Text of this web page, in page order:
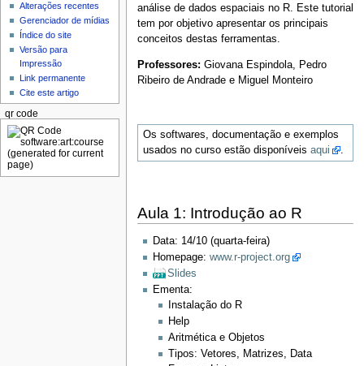
análise de dados espaciais no R. Este tutorial
tem por objetivo apresentar os principais
conceitos destas ferramentas.
Professores: Giovana Espindola, Pedro
Ribeiro de Andrade e Miguel Monteiro
Os softwares, documentação e exemplos
usados no curso estão disponíveis aqui .
Aula 1: Introdução ao R
Data: 14/10 (quarta-feira)
Homepage: www.r-project.org
Slides
Ementa:
Instalação do R
Help
Aritmética e Objetos
Tipos: Vetores, Matrizes, Data
Alterações recentes
Gerenciador de mídias
Índice do site
Versão para
Impressão
Link permanente
Cite este artigo
qr code